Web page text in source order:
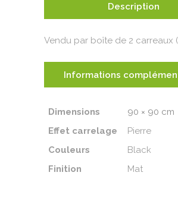
Description
Vendu par boîte de 2 carreaux
Informations
Dimensions
90 × 90 cm
Effet carrelage
Pierre
Couleurs
Black
Finition
Mat